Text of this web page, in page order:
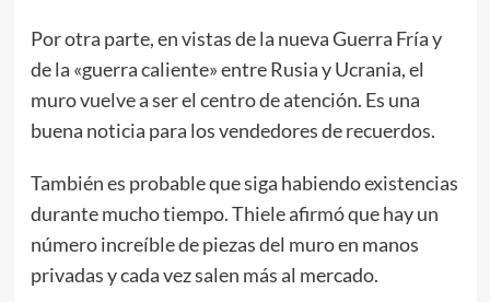
Por otra parte, en vistas de la nueva Guerra Fría y
de la «guerra caliente» entre Rusia y Ucrania, el
muro vuelve a ser el centro de atención. Es una
buena noticia para los vendedores de recuerdos.
También es probable que siga habiendo existencias
durante mucho tiempo. Thiele afirmó que hay un
número increíble de piezas del muro en manos
privadas y cada vez salen más al mercado.